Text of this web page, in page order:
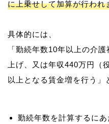
に上乗せして加算が行われ
具体的には、
「勤続年数10年以上の介
上げ、又は年収440万円（
勤続年数を計算するにあ